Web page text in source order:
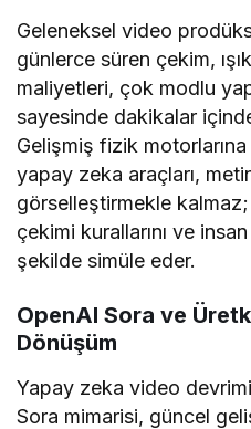
Geleneksel video
günlerce süren çekim,
maliyetleri, çok modlu
sayesinde dakikalar
Gelişmiş fizik
yapay zeka araçları,
görselleştirmekle kalmaz;
çekimi kurallarını ve
şekilde simüle eder.
OpenAI Sora ve
Dönüşüm
Yapay zeka video
Sora mimarisi, güncel